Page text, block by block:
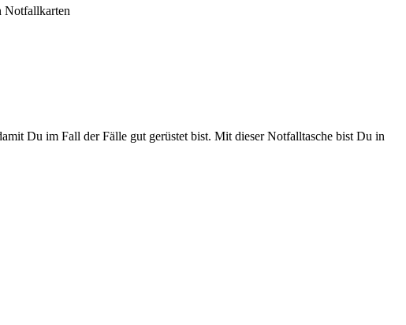
Notfallkarten
Du im Fall der Fälle gut gerüstet bist. Mit dieser Notfalltasche bist Du in